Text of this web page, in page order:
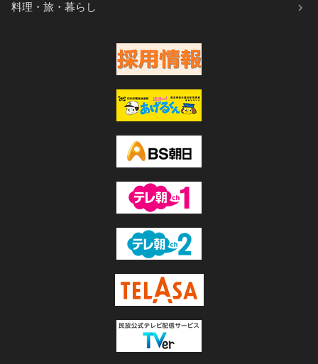
料理・旅・暮らし